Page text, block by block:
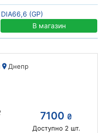
(GP)
В магазин
Днепр
7100 ₴
Доступно 2 шт.